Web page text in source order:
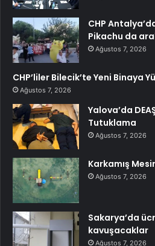
CHP
Pikachu da
Ağustos 7, 2026
CHP’liler Bilecik’te Yeni Binaya
Ağustos 7, 2026
Yalova’da
Tutuklama
Ağustos 7, 2026
Karkamış
Ağustos 7, 2026
Sakarya’da
kavuşacaklar
Ağustos 7, 2026